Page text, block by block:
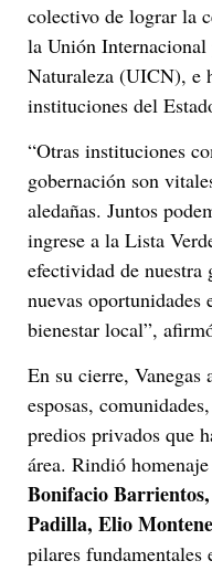
colectivo de lograr la
la Unión
Naturaleza (UICN), e
instituciones del
“Otras instituciones
gobernación son
aledañas. Juntos
ingrese a la Lista
efectividad de nuestra
nuevas
bienestar local”,
En su cierre, Vanegas
esposas,
predios privados que
área. Rindió
Bonifacio
Padilla, Elio
pilares fundamentales